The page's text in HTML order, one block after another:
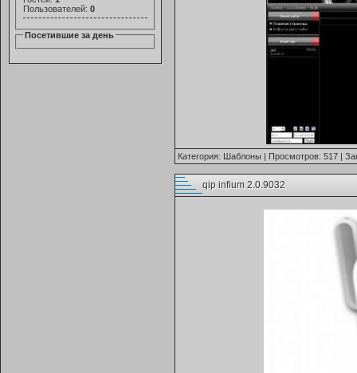
Пользователей: 0
Посетившие за день
Категория: Шаблоны | Просмотров: 517 |
qip infium 2.0.9032